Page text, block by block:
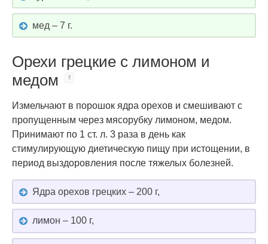
мед – 7 г.
Орехи грецкие с лимоном и
медом
Измельчают в порошок ядра орехов и смешивают с
пропущенным через мясорубку лимоном, медом.
Принимают по 1 ст. л. 3 раза в день как
стимулирующую диетическую пищу при истощении, в
период выздоровления после тяжелых болезней.
Ядра орехов грецких – 200 г,
лимон – 100 г,